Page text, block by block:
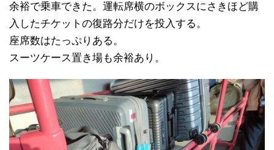
余裕で乗車できた。運転席横のボックスにさきほど購
入したチケットの復路分だけを投入する。
座席数はたっぷりある。
スーツケース置き場も余裕あり。